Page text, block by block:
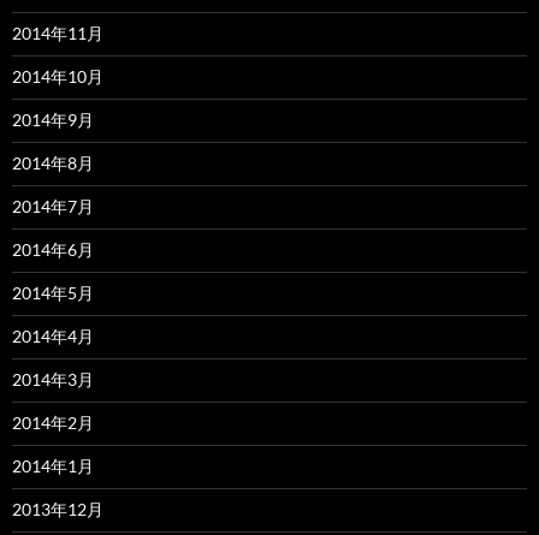
2014年11月
2014年10月
2014年9月
2014年8月
2014年7月
2014年6月
2014年5月
2014年4月
2014年3月
2014年2月
2014年1月
2013年12月